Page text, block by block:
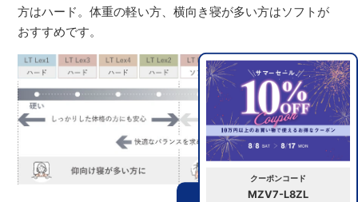
クーポンコード
MZV7-L8ZL
方はハード。体重の軽い方、横向き寝が多い方はソフトが
おすすめです。